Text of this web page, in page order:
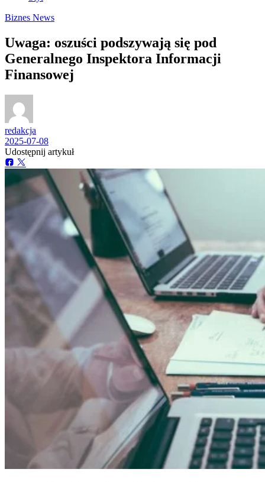
Biznes News
Uwaga: oszuści podszywają się pod
Generalnego Inspektora Informacji
Finansowej
redakcja
2025-07-08
Udostępnij artykuł